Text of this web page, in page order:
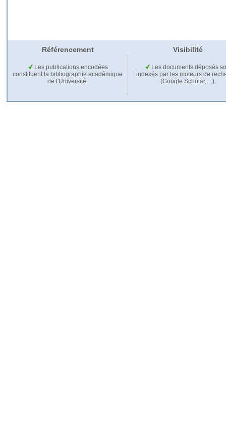
Référencement Visibilité
Les publications encodées
constituent la bibliographie académique
de l'Université.
Les documents déposés
indexés par les moteurs de
(Google Scholar,…).